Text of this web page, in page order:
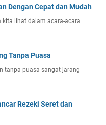
Dengan Cepat dan Mudah
kita lihat dalam acara-acara
Tanpa Puasa
tanpa puasa sangat jarang
Rezeki Seret dan